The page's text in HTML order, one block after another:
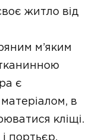
житло від
м’яким
є
в
кліщі.
і портьєр.